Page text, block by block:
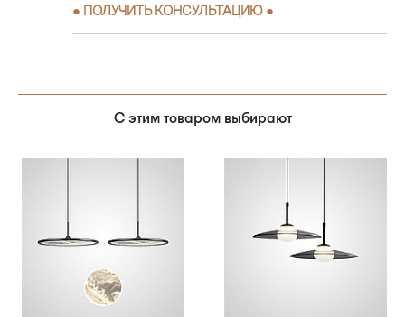
● ПОЛУЧИТЬ КОНСУЛЬТАЦИЮ ●
С этим товаром выбирают